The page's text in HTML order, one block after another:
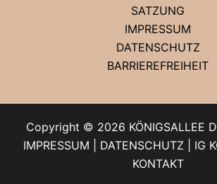
SATZUNG
IMPRESSUM
DATENSCHUTZ
BARRIEREFREIHEIT
Copyright © 2026 KÖNIGSALLEE
IMPRESSUM
DATENSCHUTZ IG
KONTAKT